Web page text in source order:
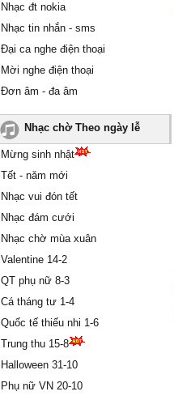
Nhạc đt nokia
Nhạc tin nhắn - sms
Đại ca nghe điện thoại
Mời nghe điện thoại
Đơn âm - đa âm
Nhạc chờ Theo ngày lễ
Mừng sinh nhật
Tết - năm mới
Nhạc vui đón tết
Nhạc đám cưới
Nhạc chờ mùa xuân
Valentine 14-2
QT phụ nữ 8-3
Cá tháng tư 1-4
Quốc tế thiếu nhi 1-6
Trung thu 15-8
Halloween 31-10
Phụ nữ VN 20-10